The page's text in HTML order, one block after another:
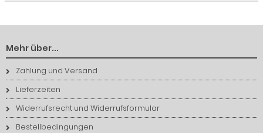
Mehr über...
Zahlung und Versand
Lieferzeiten
Widerrufsrecht und Widerrufsformular
Bestellbedingungen